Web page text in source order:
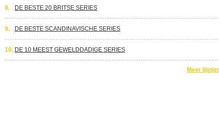
8. DE BESTE 20 BRITSE SERIES
9. DE BESTE SCANDINAVISCHE SERIES
10. DE 10 MEEST GEWELDDADIGE SERIES
Meer